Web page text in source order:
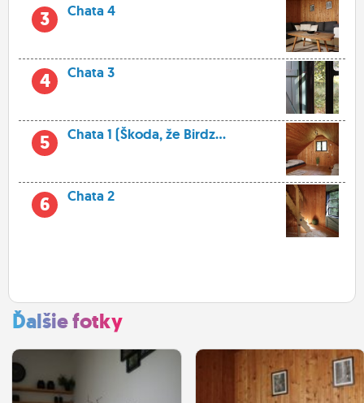
3 Chata 4
4 Chata 3
5 Chata 1 (Škoda, že Birdz...
6 Chata 2
Ďalšie fotky